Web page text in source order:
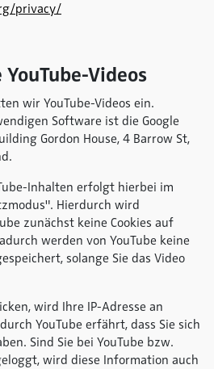
privacy/
Videos
wir YouTube-Videos ein.
Software ist die Google
Gordon House, 4 Barrow St,
Inhalten erfolgt hierbei im
Hierdurch wird
zunächst keine Cookies auf
werden von YouTube keine
solange Sie das Video
wird Ihre IP-Adresse an
YouTube erfährt, dass Sie sich
Sind Sie bei YouTube bzw.
wird diese Information auch